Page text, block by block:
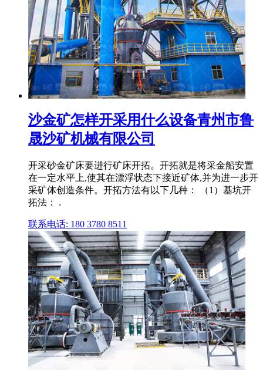
沙金矿怎样开采用什么设备青州市鲁
晟沙矿机械有限公司
开采砂金矿床要进行矿床开拓。开拓就是将采金船安置
在一定水平上,使其在漂浮状态下接近矿体,并为进一步开
采矿体创造条件。开拓方法有以下几种： （1）基坑开
拓法： .
联系电话: 180 3780 8511